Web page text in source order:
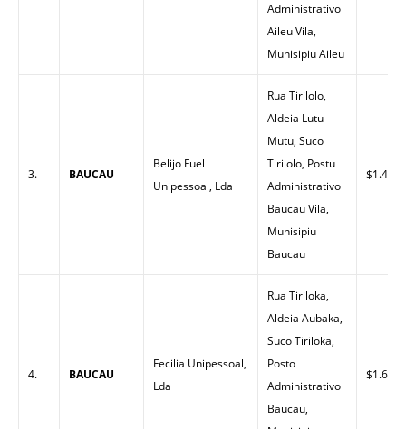
Administrativo
Aileu Vila,
Munisipiu Aileu
3. BAUCAU
Belijo Fuel
Unipessoal, Lda
Rua Tirilolo,
Aldeia Lutu
Mutu, Suco
Tirilolo, Postu
Administrativo
Baucau Vila,
Munisipiu
Baucau
$1.45
4. BAUCAU
Fecilia Unipessoal,
Lda
Rua Tiriloka,
Aldeia Aubaka,
Suco Tiriloka,
Posto
Administrativo
Baucau,
$1.62